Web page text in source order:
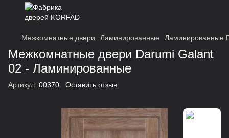
Межкомнатные двери Ламинированные Ламинированные
Межкомнатные двери Darumi Galant
02 - Ламинированные
Артикул: 00370 Оставить отзыв